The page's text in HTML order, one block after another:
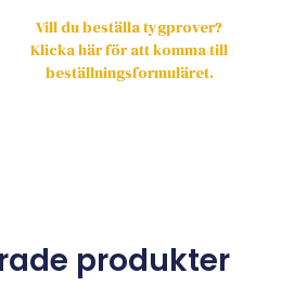
Vill du beställa tygprover?
Klicka här för att komma till
beställningsformuläret.
produkter